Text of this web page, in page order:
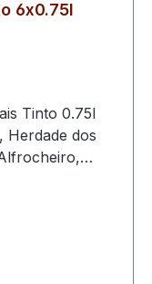
6x0.75l
Tinto 0.75l
Herdade dos